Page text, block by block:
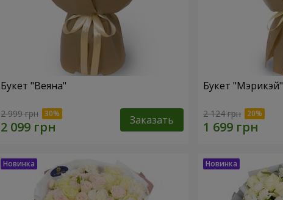
Букет "Веяна"
2 999 грн Заказать
Букет "Мэрикэй"
2 124 грн